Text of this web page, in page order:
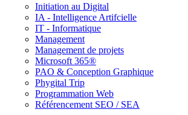
Initiation au Digital
IA - Intelligence Artifcielle
IT - Informatique
Management
Management de projets
Microsoft 365®
PAO & Conception Graphique
Phygital Trip
Programmation Web
Référencement SEO / SEA